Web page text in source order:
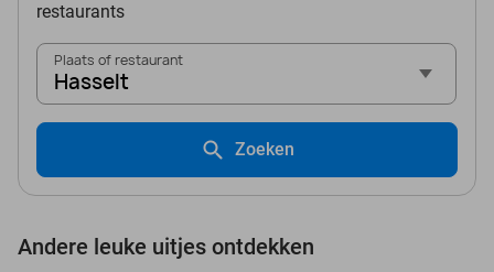
restaurants
Plaats of restaurant
Hasselt
Zoeken
Andere leuke uitjes ontdekken